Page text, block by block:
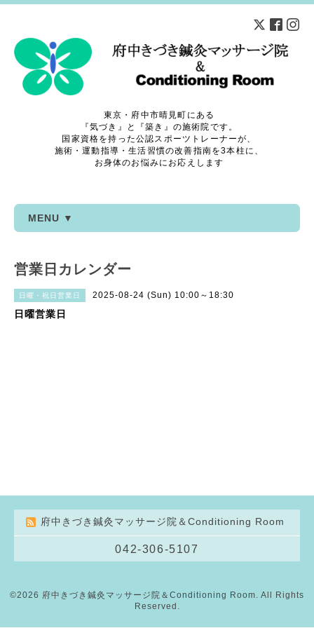
東京・府中市晴見町にある
『気づき』と『築き』の施術院です。
国家資格を持った公認スポーツトレーナーが、
施術・運動指導・生活習慣の改善指南を3本柱に、
お身体のお悩みにお応えします
MENU ▼
営業日カレンダー
日曜・祝日営業日 2025-08-24 (Sun) 10:00～18:30
日曜営業日
府中きづき鍼灸マッサージ院＆Conditioning Room
042-306-5107
©2026 府中きづき鍼灸マッサージ院＆Conditioning Room . All Rights
Reserved.